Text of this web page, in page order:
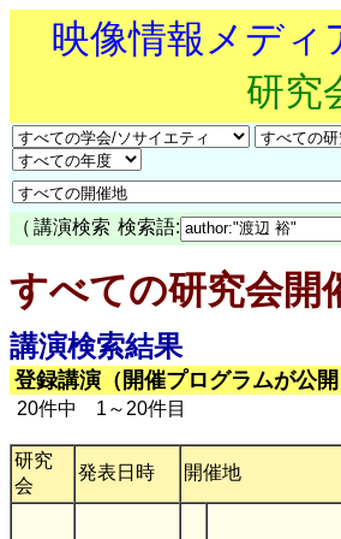
映像情報メディ
研究
（ 講演検索 検索語:
すべての研究会開
講演検索結果
登録講演（開催プログラムが公開
20件中 1～20件目
研究
会
発表日時 開催地